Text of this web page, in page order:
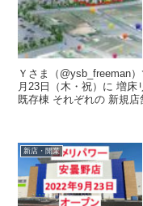
Ｙさま（@ysb_freeman）です。 イオンモール甲府昭
月23日（木・祝）に 増床リ
既存棟 それぞれの 新規店
新店・開業